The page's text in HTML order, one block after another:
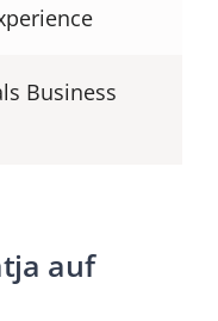
Business
auf